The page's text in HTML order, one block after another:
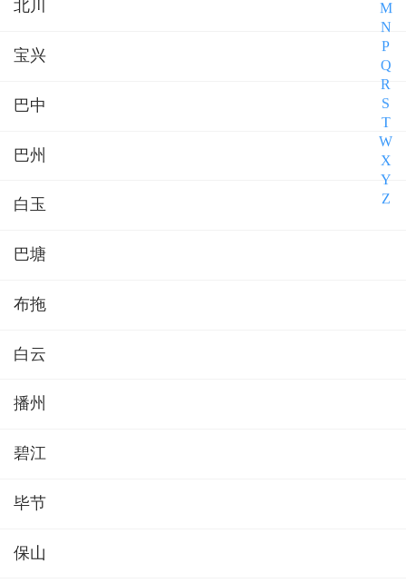
M
N
P
Q
R
S
T
W
X
Y
Z
北川
宝兴
巴中
巴州
白玉
巴塘
布拖
白云
播州
碧江
毕节
保山